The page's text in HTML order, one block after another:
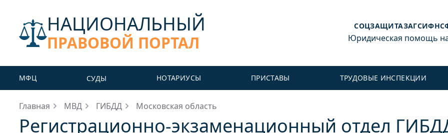
НАЦИОНАЛЬНЫЙ
ПРАВОВОЙ ПОРТАЛ
СОЦЗАЩИТАЗАГСИФНС
Юридическая помощь
МФЦ СУДЫ НОТАРИУСЫ ПРИСТАВЫ ТРУДОВЫЕ ИНСПЕКЦИИ
Главная МВД ГИБДД Московская область
Регистрационно-экзаменационный отдел